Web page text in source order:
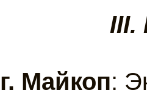
г. Майкоп: